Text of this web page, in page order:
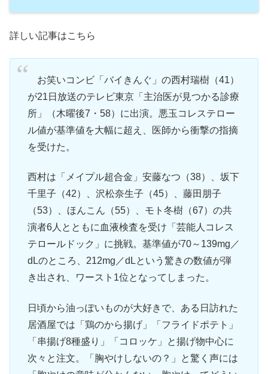
詳しい記事はこちら
お笑いコンビ「バイきんぐ」の西村瑞樹（41）
が21日放送のテレビ東京「 主治医が見つかる診療
所」（木曜後7・58）に出演。悪玉コレステロー
ル値が基準値を大幅に超え、医師から衝撃の指摘
を受けた。
西村は「メイプル超合金」安藤なつ（38）、 坂下
千里子 （42）、 沢松奈生子 （45）、藤田朋子
（53）、ほんこん（55）、 モト冬樹（67）の共
演者6人とともに血液検査を受け「芸能人コレス
テロールドック」に挑戦。基準値が70～139mg／
dLのところ、212mg／dLという驚きの数値が弾
き出され、ワースト1位となってしまった。
日頃から油っぽいものが大好きで、ある日訪れた
居酒屋では「鶏のから揚げ」「フライドポテト」
「串揚げ8種盛り」「コロッケ」と揚げ物中心に
次々と注文。「胸やけしないの？」と驚く声には